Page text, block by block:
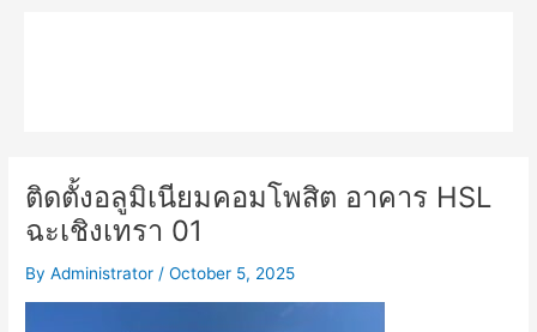
ติดตั้งอลูมิเนียมคอมโพสิต อาคาร HSL
ฉะเชิงเทรา 01
ByAdministrator /October 5, 2025